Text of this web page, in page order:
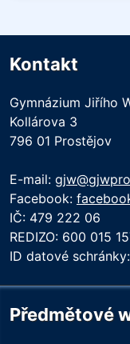
Kontakt
Gymnázium Jiřího
Kollárova 3
796 01 Prostějov
E-mail:
Facebook:
IČ: 479 222 06
REDIZO: 600 015
ID datové
Předmětové